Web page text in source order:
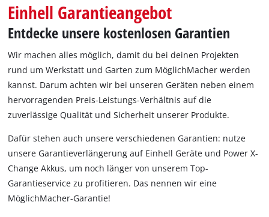
Einhell Garantieangebot
Entdecke unsere kostenlosen Garantien
Wir machen alles möglich, damit du bei deinen Projekten
rund um Werkstatt und Garten zum MöglichMacher werden
kannst. Darum achten wir bei unseren Geräten neben einem
hervorragenden Preis-Leistungs-Verhältnis auf die
zuverlässige Qualität und Sicherheit unserer Produkte.
Dafür stehen auch unsere verschiedenen Garantien: nutze
unsere Garantieverlängerung auf Einhell Geräte und Power X-
Change Akkus, um noch länger von unserem Top-
Garantieservice zu profitieren. Das nennen wir eine
MöglichMacher-Garantie!